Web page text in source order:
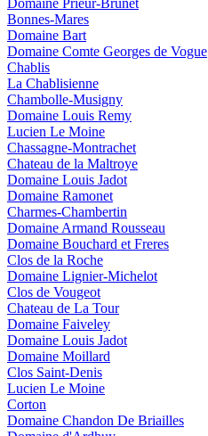
Domaine Prieur-Brunet
Bonnes-Mares
Domaine Bart
Domaine Comte Georges de Vogue
Chablis
La Chablisienne
Chambolle-Musigny
Domaine Louis Remy
Lucien Le Moine
Chassagne-Montrachet
Chateau de la Maltroye
Domaine Louis Jadot
Domaine Ramonet
Charmes-Chambertin
Domaine Armand Rousseau
Domaine Bouchard et Freres
Clos de la Roche
Domaine Lignier-Michelot
Clos de Vougeot
Chateau de La Tour
Domaine Faiveley
Domaine Louis Jadot
Domaine Moillard
Clos Saint-Denis
Lucien Le Moine
Corton
Domaine Chandon De Briailles